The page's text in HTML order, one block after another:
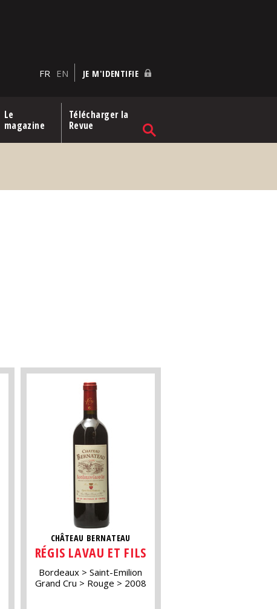
FR EN JE M'IDENTIFIE
Le
magazine
Télécharger la
Revue
CHÂTEAU BERNATEAU
RÉGIS LAVAU ET FILS
Bordeaux
Saint-Emilion
Grand Cru
Rouge 2008